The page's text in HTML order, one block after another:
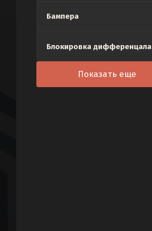
Бампера
Блокировка дифференцала
Показать еще